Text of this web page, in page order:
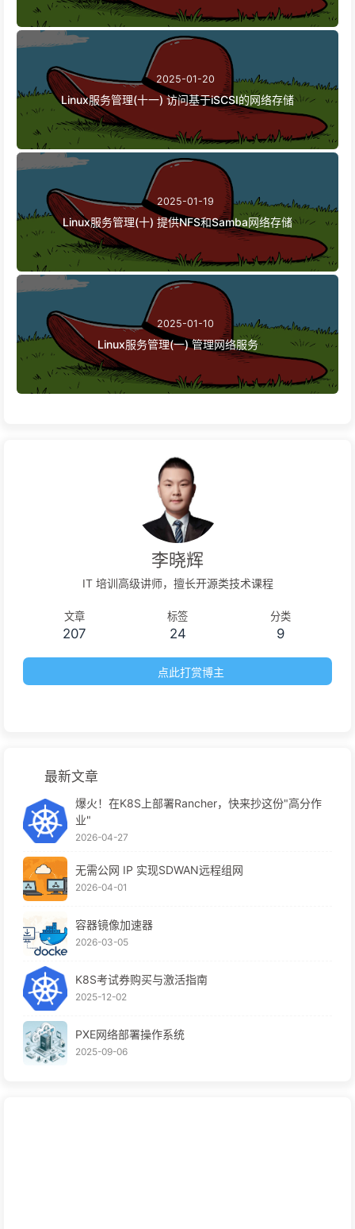
2025-01-20
Linux服务管理(十一) 访问基于iSCSI的网络存储
2025-01-19
Linux服务管理(十) 提供NFS和Samba网络存储
2025-01-10
Linux服务管理(一) 管理网络服务
李晓辉
IT 培训高级讲师，擅长开源类技术课程
文章
207
标签
24
分类
9
点此打赏博主
最新文章
爆火！在K8S上部署Rancher，快来抄这份"高分作
业"
2026-04-27
无需公网 IP 实现SDWAN远程组网
2026-04-01
容器镜像加速器
2026-03-05
K8S考试券购买与激活指南
2025-12-02
PXE网络部署操作系统
2025-09-06